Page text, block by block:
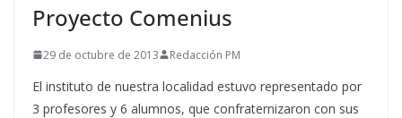
Proyecto Comenius
29 de octubre de 2013 Redacción PM
El instituto de nuestra localidad estuvo representado por
3 profesores y 6 alumnos, que confraternizaron con sus